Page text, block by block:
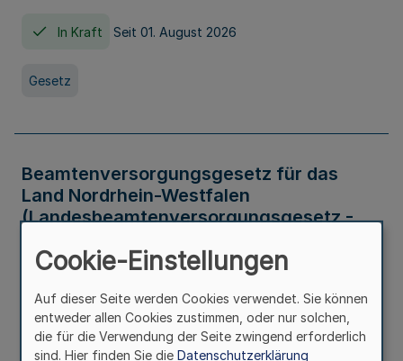
In Kraft Seit 01. August 2026
Gesetz
Beamtenversorgungsgesetz für das
Land Nordrhein-Westfalen
(Landesbeamtenversorgungsgesetz -
Gesetz
Cookie-Einstellungen
Auf dieser Seite werden Cookies verwendet. Sie können
entweder allen Cookies zustimmen, oder nur solchen,
die für die Verwendung der Seite zwingend erforderlich
sind. Hier finden Sie die Datenschutzerklärung